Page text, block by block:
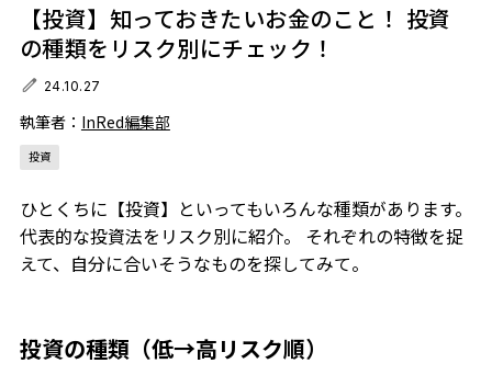
【投資】知っておきたいお金のこと！ 投資
の種類をリスク別にチェック！
24.10.27
執筆者： InRed編集部
投資
ひとくちに【投資】といってもいろんな種類があります。
代表的な投資法をリスク別に紹介。 それぞれの特徴を捉
えて、自分に合いそうなものを探してみて。
投資の種類（低→高リスク順）